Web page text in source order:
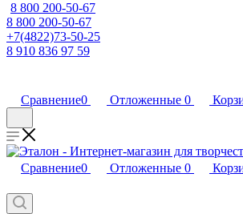
8 800 200-50-67
8 800 200-50-67
+7(4822)73-50-25
8 910 836 97 59
Сравнение0 Отложенные 0
Сравнение0 Отложенные 0